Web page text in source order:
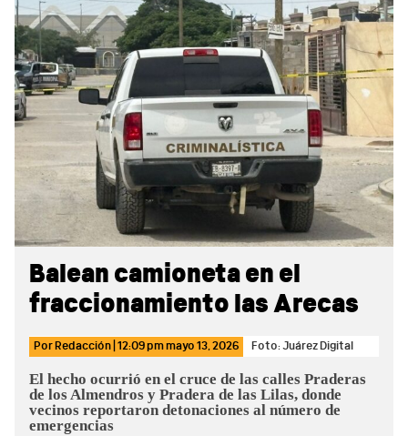
Balean camioneta en el
fraccionamiento las Arecas
Por Redacción 12:09 pmmayo 13, 2026 Foto: Juárez Digital
El hecho ocurrió en el cruce de las calles Praderas
de los Almendros y Pradera de las Lilas, donde
vecinos reportaron detonaciones al número de
emergencias
Sidebar